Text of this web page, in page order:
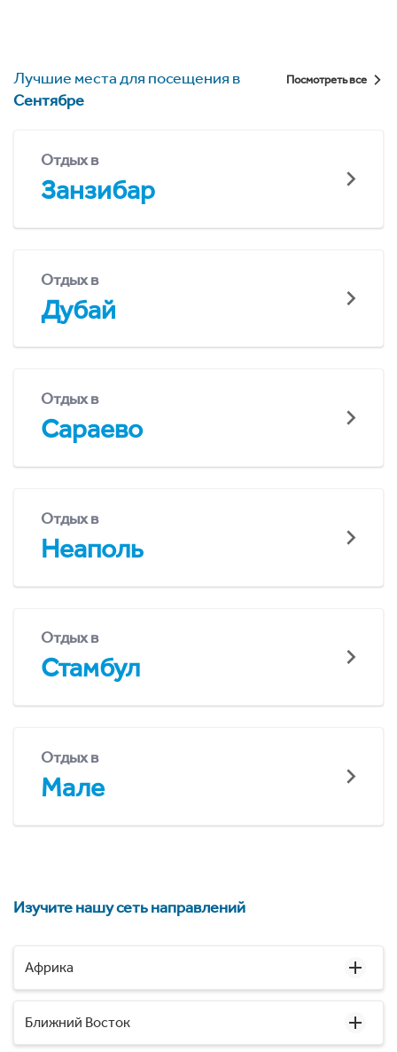
Лучшие места для посещения в
Сентябре
Посмотреть все
Отдых в
Занзибар
Отдых в
Дубай
Отдых в
Сараево
Отдых в
Неаполь
Отдых в
Стамбул
Отдых в
Мале
Изучите нашу сеть направлений
Африка
Ближний Восток